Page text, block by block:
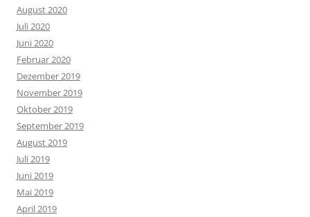
August 2020
Juli 2020
Juni 2020
Februar 2020
Dezember 2019
November 2019
Oktober 2019
September 2019
August 2019
Juli 2019
Juni 2019
Mai 2019
April 2019